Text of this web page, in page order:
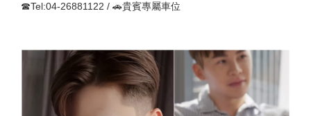
☎Tel:04-26881122 / 🚗貴賓專屬車位